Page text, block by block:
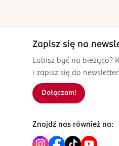
DE-Niemcy
Kod EAN
8 006540 069325
Zapisz się na
Lubisz być na bieżąco?
i zapisz się do
Dołączam!
Znajdź nas również na: